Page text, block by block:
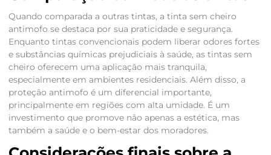
Quando comparada a outras tintas, a tinta sem cheiro
antimofo se destaca por sua praticidade e segurança.
Enquanto tintas convencionais podem liberar odores fortes
e substâncias químicas prejudiciais à saúde, as tintas sem
cheiro oferecem uma aplicação mais tranquila,
especialmente em ambientes residenciais. Além disso, a
proteção antimofo é um diferencial importante,
principalmente em regiões com alta umidade. É um
investimento que promove não apenas a estética, mas
também a saúde e o bem-estar dos moradores.